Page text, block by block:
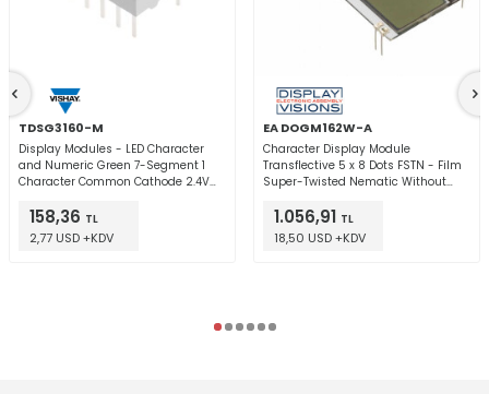
TDSG3160-M
Display Modules - LED Character
and Numeric Green 7-Segment 1
Character Common Cathode 2.4V
(12.60mm x 9.45mm x 6.40mm) 10-
DIP (0.300", 7.62mm)
158,36 TL
2,77 USD +KDV
EA DOGM162W-A
Character Display Module
Transflective 5 x 8 Dots FSTN - Film
Super-Twisted Nematic Without
55.00mm x 27.94mm x 2.00mm
1.056,91 TL
18,50 USD +KDV